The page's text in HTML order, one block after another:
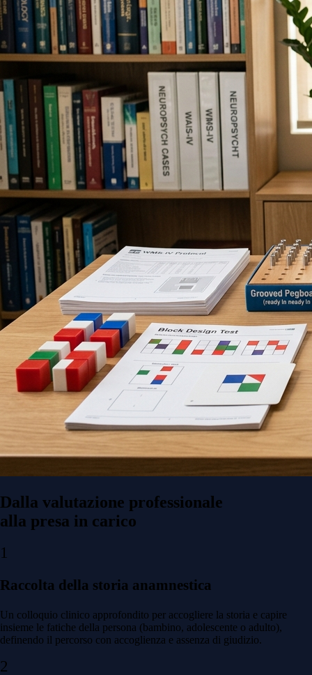
Dalla valutazione professionale
alla presa in carico
1
Raccolta della storia anamnestica
Un colloquio clinico approfondito per accogliere la storia e capire
insieme le fatiche della persona (bambino, adolescente o adulto),
definendo il percorso con accoglienza e assenza di giudizio.
2